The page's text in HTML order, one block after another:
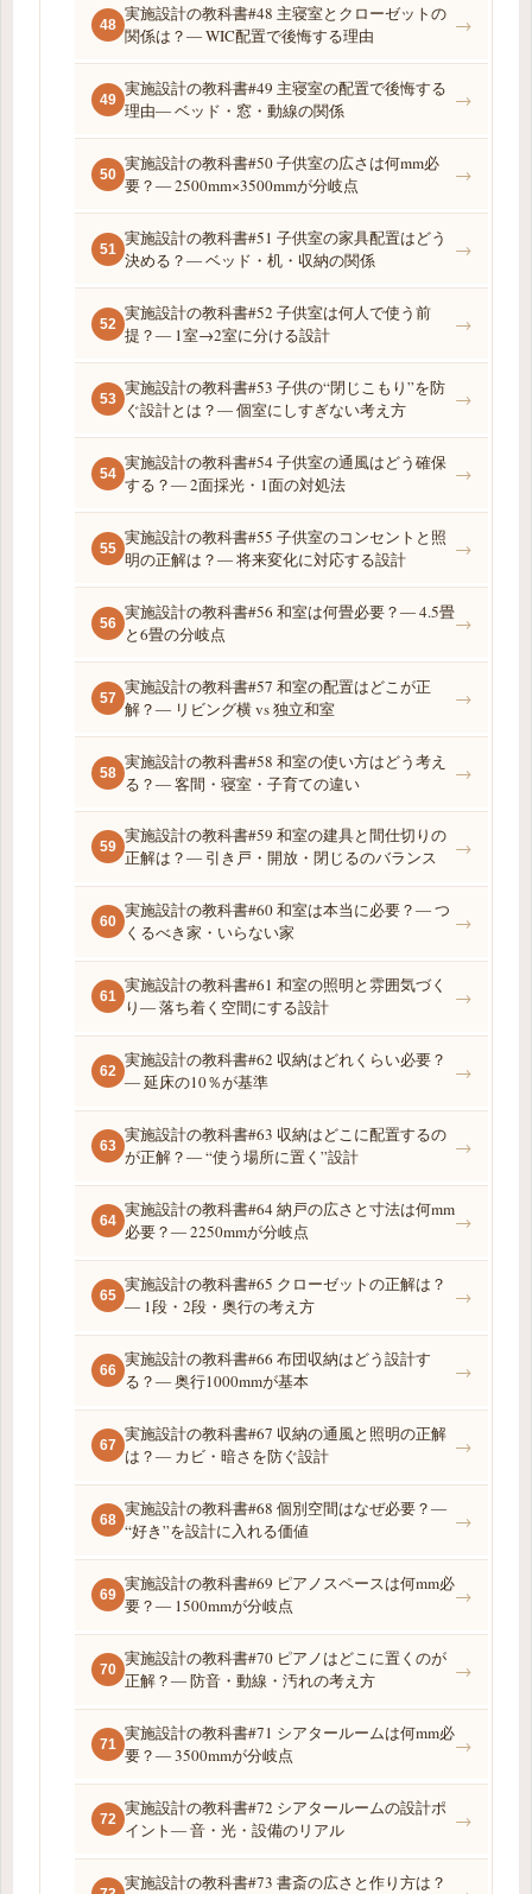
48
実施設計の教科書#48 主寝室とクローゼットの
関係は？― WIC配置で後悔する理由
→
49
実施設計の教科書#49 主寝室の配置で後悔する
理由― ベッド・窓・動線の関係
→
50
実施設計の教科書#50 子供室の広さは何mm必
要？― 2500mm×3500mmが分岐点
→
51
実施設計の教科書#51 子供室の家具配置はどう
決める？― ベッド・机・収納の関係
→
52
実施設計の教科書#52 子供室は何人で使う前
提？― 1室→2室に分ける設計
→
53
実施設計の教科書#53 子供の“閉じこもり”を防
ぐ設計とは？― 個室にしすぎない考え方
→
54
実施設計の教科書#54 子供室の通風はどう確保
する？― 2面採光・1面の対処法
→
55
実施設計の教科書#55 子供室のコンセントと照
明の正解は？― 将来変化に対応する設計
→
56
実施設計の教科書#56 和室は何畳必要？― 4.5畳
と6畳の分岐点
→
57
実施設計の教科書#57 和室の配置はどこが正
解？― リビング横 vs 独立和室
→
58
実施設計の教科書#58 和室の使い方はどう考え
る？― 客間・寝室・子育ての違い
→
59
実施設計の教科書#59 和室の建具と間仕切りの
正解は？― 引き戸・開放・閉じるのバランス
→
60
実施設計の教科書#60 和室は本当に必要？― つ
くるべき家・いらない家
→
61
実施設計の教科書#61 和室の照明と雰囲気づく
り― 落ち着く空間にする設計
→
62
実施設計の教科書#62 収納はどれくらい必要？
― 延床の10％が基準
→
63
実施設計の教科書#63 収納はどこに配置するの
が正解？― “使う場所に置く”設計
→
64
実施設計の教科書#64 納戸の広さと寸法は何mm
必要？― 2250mmが分岐点
→
65
実施設計の教科書#65 クローゼットの正解は？
― 1段・2段・奥行の考え方
→
66
実施設計の教科書#66 布団収納はどう設計す
る？― 奥行1000mmが基本
→
67
実施設計の教科書#67 収納の通風と照明の正解
は？― カビ・暗さを防ぐ設計
→
68
実施設計の教科書#68 個別空間はなぜ必要？―
“好き”を設計に入れる価値
→
69
実施設計の教科書#69 ピアノスペースは何mm必
要？― 1500mmが分岐点
→
70
実施設計の教科書#70 ピアノはどこに置くのが
正解？― 防音・動線・汚れの考え方
→
71
実施設計の教科書#71 シアタールームは何mm必
要？― 3500mmが分岐点
→
72
実施設計の教科書#72 シアタールームの設計ポ
イント― 音・光・設備のリアル
→
実施設計の教科書#73 書斎の広さと作り方は？